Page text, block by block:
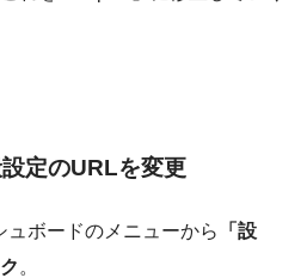
定のURLを変更
ュボードのメニューから
「設
。